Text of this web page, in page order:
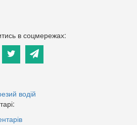
в соцмережах:
водій